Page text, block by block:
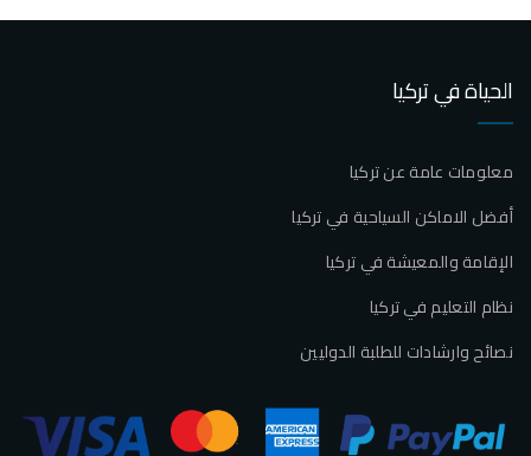
الحياة في تركيا
معلومات عامة عن تركيا
أفضل الاماكن السياحية في تركيا
الإقامة والمعيشة في تركيا
نظام التعليم في تركيا
نصائح وارشادات للطلبة الدوليين